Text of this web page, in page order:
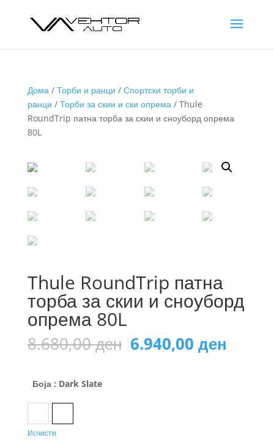
Дома/ Торби и ранци / Спортски торби и
ранци / Торби за скии и ски опрема/ Thule
RoundTrip патна торба за скии и сноуборд опрема
80L
Thule RoundTrip патна
торба за скии и сноуборд
опрема 80L
8.680,00ден Original
price
6.940,00 ден
Боја : Dark Slate
Исчисти